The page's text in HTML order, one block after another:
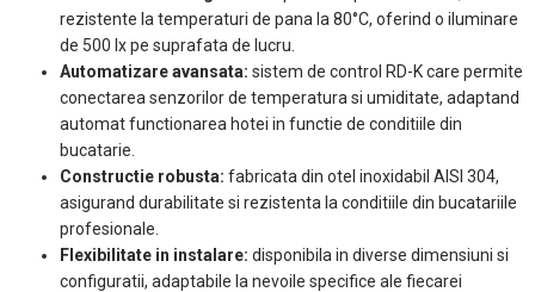
rezistente la temperaturi de pana la 80°C, oferind o iluminare
de 500 lx pe suprafata de lucru.
Automatizare avansata: sistem de control RD-K care permite
conectarea senzorilor de temperatura si umiditate, adaptand
automat functionarea hotei in functie de conditiile din
bucatarie.
Constructie robusta: fabricata din otel inoxidabil AISI 304,
asigurand durabilitate si rezistenta la conditiile din bucatariile
profesionale.
Flexibilitate in instalare: disponibila in diverse dimensiuni si
configuratii, adaptabile la nevoile specifice ale fiecarei